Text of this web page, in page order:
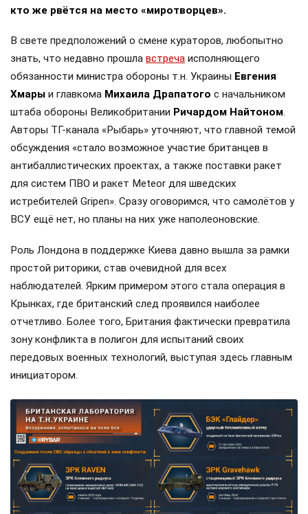
кто же рвётся на место «миротворцев».
В свете предположений о смене кураторов, любопытно
знать, что недавно прошла встреча исполняющего
обязанности министра обороны т.н. Украины Евгения
Хмары и главкома Михаила Драпатого с начальником
штаба обороны Великобритании Ричардом Найтоном.
Авторы ТГ-канала «Рыбарь» уточняют, что главной темой
обсуждения «стало возможное участие британцев в
антибаллистических проектах, а также поставки ракет
для систем ПВО и ракет Meteor для шведских
истребителей Gripen». Сразу оговоримся, что самолётов у
ВСУ ещё нет, но планы на них уже наполеоновские.
Роль Лондона в поддержке Киева давно вышла за рамки
простой риторики, став очевидной для всех
наблюдателей. Ярким примером этого стала операция в
Крынках, где британский след проявился наиболее
отчетливо. Более того, Британия фактически превратила
зону конфликта в полигон для испытаний своих
передовых военных технологий, выступая здесь главным
инициатором.